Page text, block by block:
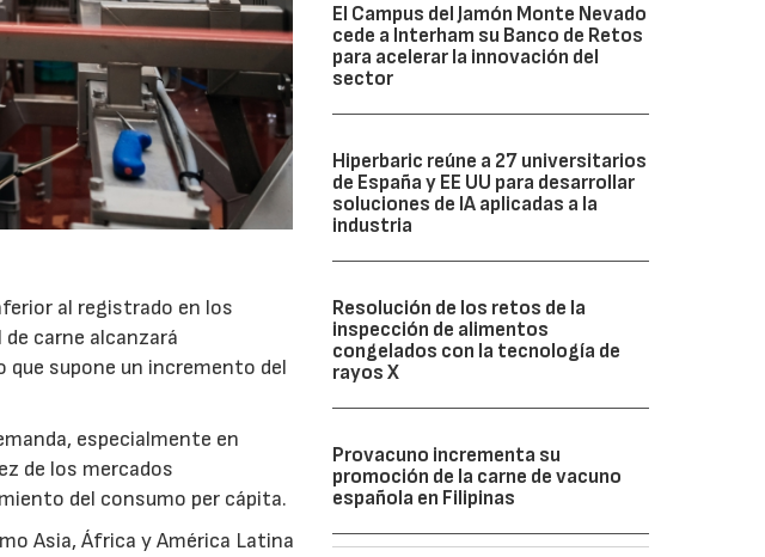
al registrado en los
carne alcanzará
que supone un incremento del
especialmente en
de los mercados
del consumo per cápita.
Asia, África y América Latina
El Campus del Jamón Monte Nevado
cede a Interham su Banco de Retos
para acelerar la innovación del
sector
Hiperbaric reúne a 27 universitarios
de España y EE UU para desarrollar
soluciones de IA aplicadas a la
industria
Resolución de los retos de la
inspección de alimentos
congelados con la tecnología de
rayos X
Provacuno incrementa su
promoción de la carne de vacuno
española en Filipinas